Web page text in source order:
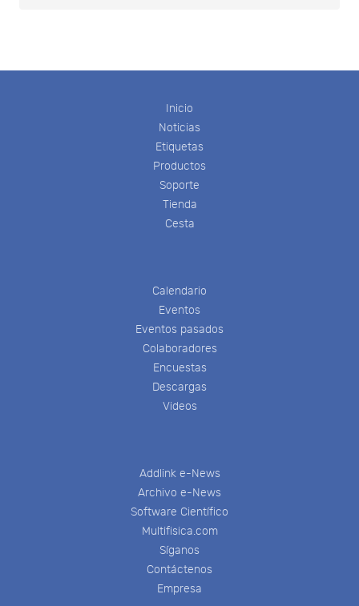
Inicio
Noticias
Etiquetas
Productos
Soporte
Tienda
Cesta
Calendario
Eventos
Eventos pasados
Colaboradores
Encuestas
Descargas
Videos
Addlink e-News
Archivo e-News
Software Científico
Multifisica.com
Síganos
Contáctenos
Empresa